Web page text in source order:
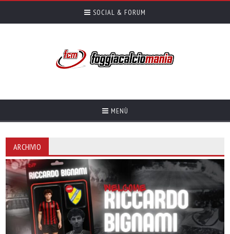
SOCIAL & FORUM
MENÙ
ARCHIVIO